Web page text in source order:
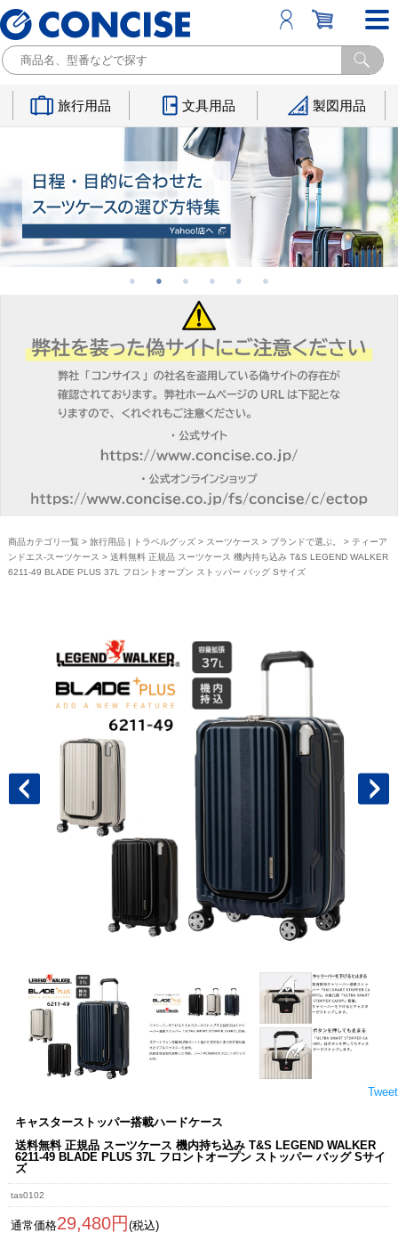
旅行用品 文具用品 製図用品
商品カテゴリ一覧 > 旅行用品 | トラベルグッズ> スーツケース > ブランドで選ぶ。 > ティーア
ンドエス-スーツケース > 送料無料 正規品 スーツケース 機内持ち込み T&S LEGEND WALKER
6211-49 BLADE PLUS 37L フロントオープン ストッパー バッグ Sサイズ
Tweet
キャスターストッパー搭載ハードケース
送料無料 正規品 スーツケース 機内持ち込み T&S LEGEND WALKER
6211-49 BLADE PLUS 37L フロントオープン ストッパー バッグ Sサイ
ズ
tas0102
通常価格29,480円 (税込)